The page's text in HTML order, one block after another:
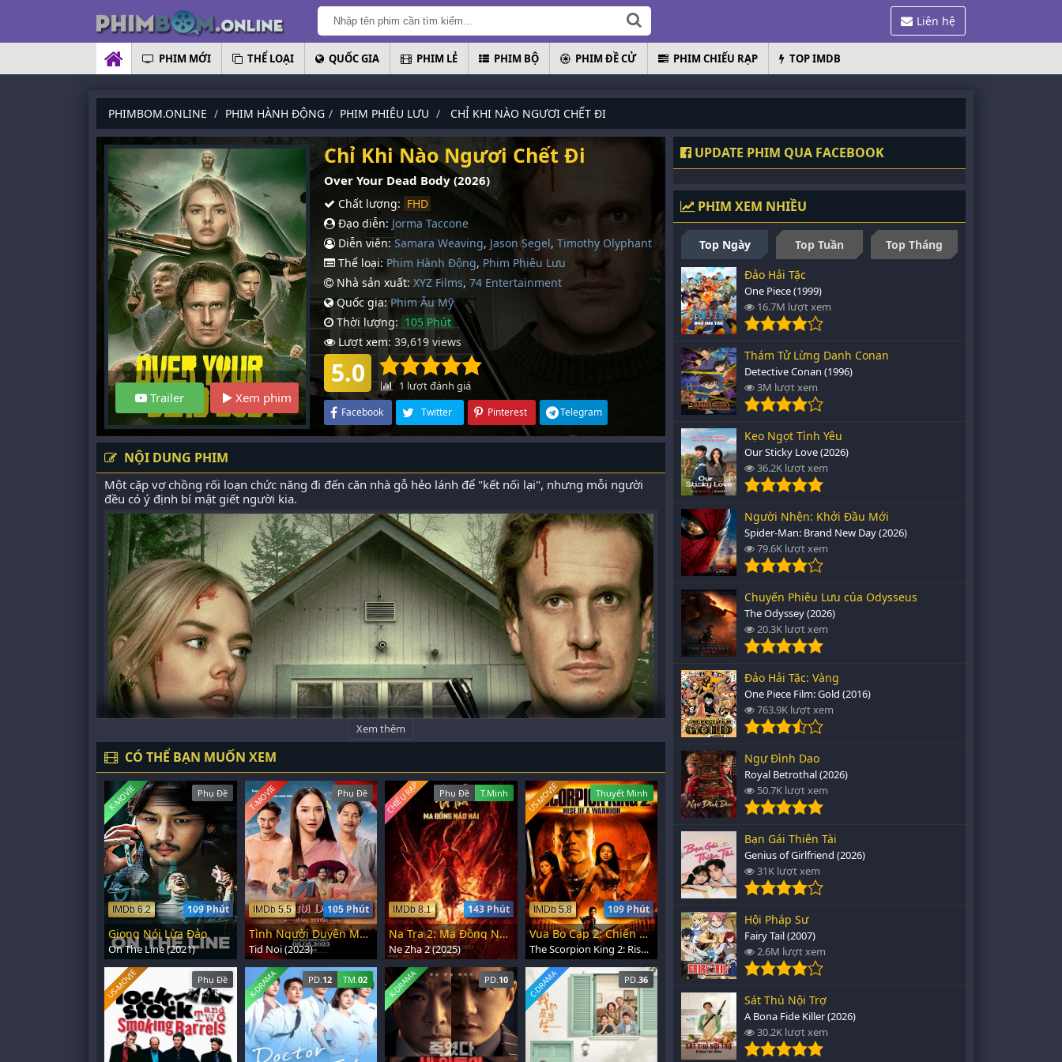
Liên hệ
PHIM MỚI THỂ LOẠI QUỐC GIA PHIM LẺ PHIM BỘ PHIM ĐỀ CỬ PHIM CHIẾU RẠP TOP IMDB
PHIMBOM.ONLINE PHIM HÀNH ĐỘNG PHIM PHIÊU LƯU CHỈ KHI NÀO NGƯƠI CHẾT ĐI
Trailer Xem phim
Chỉ Khi Nào Ngươi Chết Đi
Over Your Dead Body (2026)
Chất lượng: FHD
Đạo diễn: Jorma Taccone
Diễn viên: Samara Weaving, Jason Segel, Timothy Olyphant
Thể loại: Phim Hành Động, Phim Phiêu Lưu
Nhà sản xuất: XYZ Films, 74 Entertainment
Quốc gia: Phim Âu Mỹ
Thời lượng: 105 Phút
Lượt xem: 39,619 views
5.0 1 lượt đánh giá
Facebook Twitter Pinterest Telegram
NỘI DUNG PHIM
Một cặp vợ chồng rối loạn chức năng đi đến căn nhà gỗ hẻo lánh để "kết nối lại", nhưng mỗi người
đều có ý định bí mật giết người kia.
Xem thêm
CÓ THỂ BẠN MUỐN XEM
Phụ Đề
109 Phút
IMDb 6.2
K-MOVIE
Giọng Nói Lừa Đảo
On The Line (2021)
Phụ Đề
105 Phút
IMDb 5.5
T-MOVIE
Tình Người Duyên Ma: Ngoại Truyện
Tid Noi (2023)
Phụ Đề T.Minh
143 Phút
IMDb 8.1
CHIẾU RẠP
Na Tra 2: Ma Đồng Náo Hải
Ne Zha 2 (2025)
Thuyết Minh
109 Phút
IMDb 5.8
US-MOVIE
Vua Bọ Cạp 2: Chiến Binh Trỗi Dậy
The Scorpion King 2: Rise of a Warrior (2008)
Phụ Đề
US-MOVIE PD. 12 TM. 02
K-DRAMA PD. 10
K-DRAMA PD. 36
C-DRAMA
UPDATE PHIM QUA FACEBOOK
PHIM XEM NHIỀU
Top Ngày Top Tuần
Top Tháng
Đảo Hải Tặc
One Piece (1999)
16.7M lượt xem
Thám Tử Lừng Danh Conan
Detective Conan (1996)
3M lượt xem
Kẹo Ngọt Tình Yêu
Our Sticky Love (2026)
36.2K lượt xem
Người Nhện: Khởi Đầu Mới
Spider-Man: Brand New Day (2026)
79.6K lượt xem
Chuyến Phiêu Lưu của Odysseus
The Odyssey (2026)
20.3K lượt xem
Đảo Hải Tặc: Vàng
One Piece Film: Gold (2016)
763.9K lượt xem
Ngự Đình Dao
Royal Betrothal (2026)
50.7K lượt xem
Bạn Gái Thiên Tài
Genius of Girlfriend (2026)
31K lượt xem
Hội Pháp Sư
Fairy Tail (2007)
2.6M lượt xem
Sát Thủ Nội Trợ
A Bona Fide Killer (2026)
30.2K lượt xem